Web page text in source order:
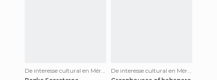
De interesse cultural en Mérida
De interesse cultural en Mérida